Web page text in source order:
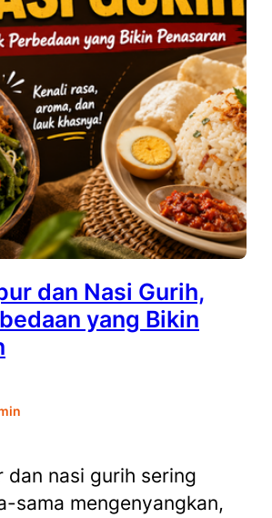
dan Nasi Gurih,
yang Bikin
dan nasi gurih sering
sama mengenyangkan,